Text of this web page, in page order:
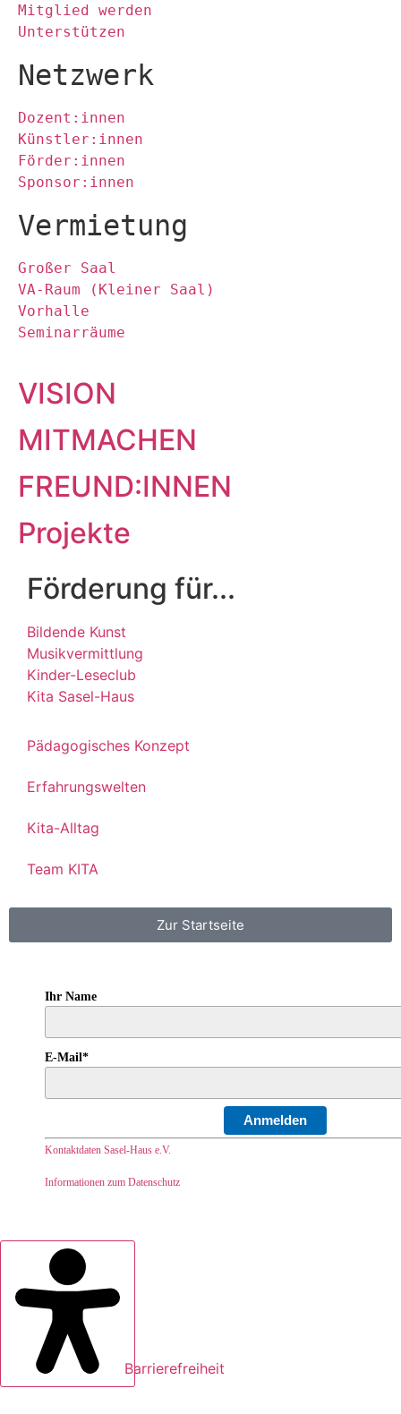
Mitglied werden
Unterstützen
Netzwerk
Dozent:innen
Künstler:innen
Förder:innen
Sponsor:innen
Vermietung
Großer Saal
VA-Raum (Kleiner Saal)
Vorhalle
Seminarräume
VISION
MITMACHEN
FREUND:INNEN
Projekte
Förderung für...
Bildende Kunst
Musikvermittlung
Kinder-Leseclub
Kita Sasel-Haus
Pädagogisches Konzept
Erfahrungswelten
Kita-Alltag
Team KITA
Zur Startseite
Ihr Name
E-Mail*
Anmelden
Kontaktdaten Sasel-Haus e.V.
Informationen zum Datenschutz
Barrierefreiheit